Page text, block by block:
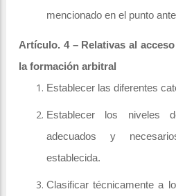
mencionado en el punto
Artículo. 4 – Relativas al
la formación arbitral
Establecer las diferentes
Establecer los niveles
adecuados y
establecida.
Clasificar técnicamente a